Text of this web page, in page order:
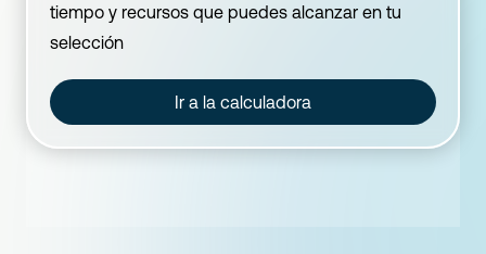
tiempo y recursos que puedes alcanzar en tu
selección
Ir a la calculadora